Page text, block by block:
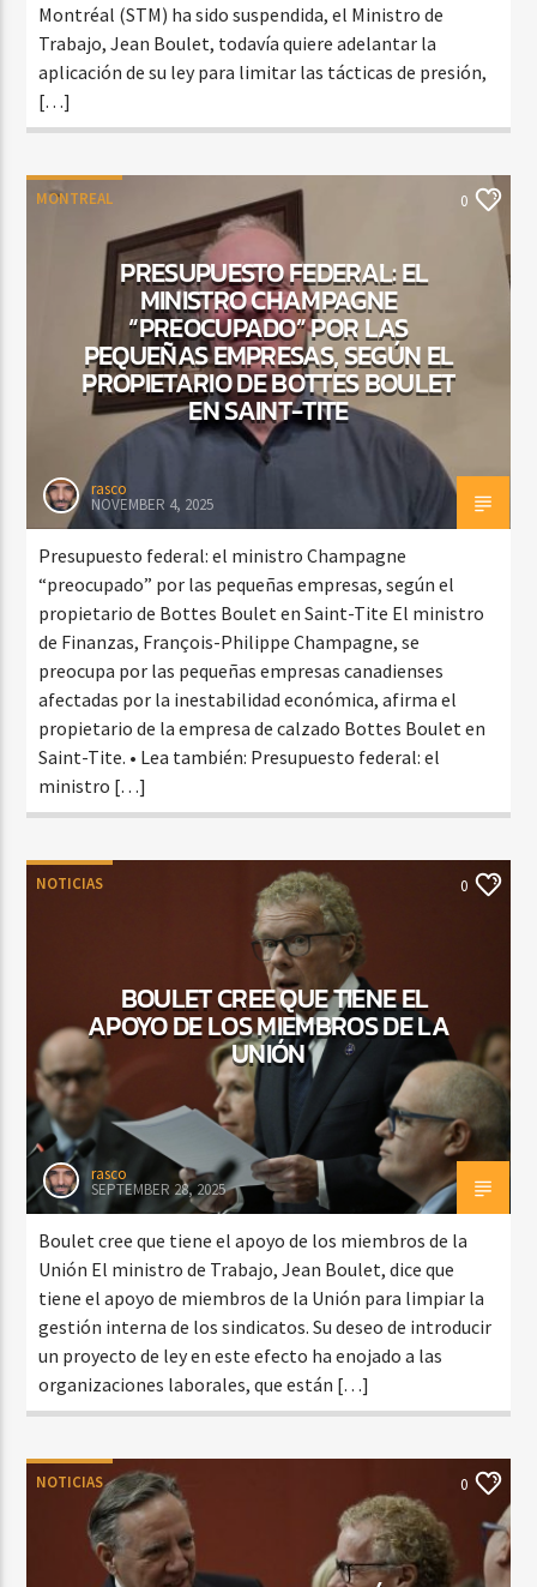
Montréal (STM) ha sido suspendida, el Ministro de
Trabajo, Jean Boulet, todavía quiere adelantar la
aplicación de su ley para limitar las tácticas de presión,
[…]
MONTREAL 0
PRESUPUESTO FEDERAL: EL
MINISTRO CHAMPAGNE
“PREOCUPADO” POR LAS
PEQUEÑAS EMPRESAS, SEGÚN EL
PROPIETARIO DE BOTTES BOULET
EN SAINT-TITE
rasco
NOVEMBER 4, 2025
Presupuesto federal: el ministro Champagne
“preocupado” por las pequeñas empresas, según el
propietario de Bottes Boulet en Saint-Tite El ministro
de Finanzas, François-Philippe Champagne, se
preocupa por las pequeñas empresas canadienses
afectadas por la inestabilidad económica, afirma el
propietario de la empresa de calzado Bottes Boulet en
Saint-Tite. • Lea también: Presupuesto federal: el
ministro […]
NOTICIAS 0
BOULET CREE QUE TIENE EL
APOYO DE LOS MIEMBROS DE LA
UNIÓN
rasco
SEPTEMBER 28, 2025
Boulet cree que tiene el apoyo de los miembros de la
Unión El ministro de Trabajo, Jean Boulet, dice que
tiene el apoyo de miembros de la Unión para limpiar la
gestión interna de los sindicatos. Su deseo de introducir
un proyecto de ley en este efecto ha enojado a las
organizaciones laborales, que están […]
NOTICIAS 0